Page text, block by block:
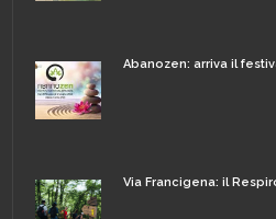
Abanozen: arriva il
Via Francigena: il